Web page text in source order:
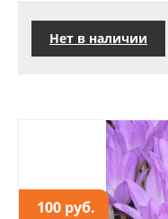
Нет в наличии
100 руб.